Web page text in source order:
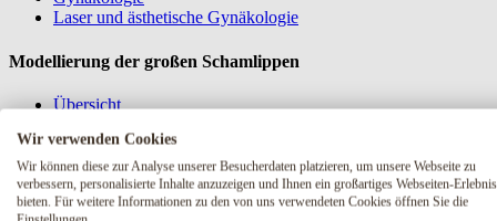
Laser und ästhetische Gynäkologie
Modellierung der großen Schamlippen
Übersicht
350 €
auch auf Ratenzahlung
Ich bin interessiert
Wir verwenden Cookies
Wir können diese zur Analyse unserer Besucherdaten platzieren, um unsere Webseite zu
verbessern, personalisierte Inhalte anzuzeigen und Ihnen ein großartiges Webseiten-
bieten. Für weitere Informationen zu den von uns verwendeten Cookies öffnen Sie die